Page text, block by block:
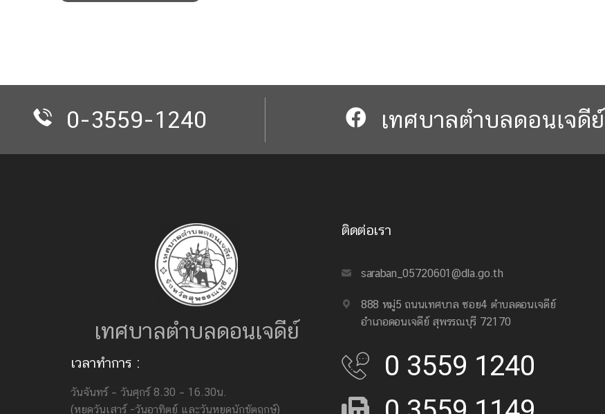
0-3559-1240 เทศบาลตำบลดอนเจดีย์​​
เทศบาลตำบลดอนเจดีย์
เวลาทำการ :
วันจันทร์ – วันศุกร์ 8.30 – 16.30น.
(หยุดวันเสาร์ -วันอาทิตย์ และวันหยุดนักขัตฤกษ์)
ติดต่อเรา
saraban_05720601@dla.go.th
888 หมู่5 ถนนเทศบาล ซอย4 ตำบลดอนเจดีย์
อำเภอดอนเจดีย์ สุพรรณบุรี 72170
0 3559 1240